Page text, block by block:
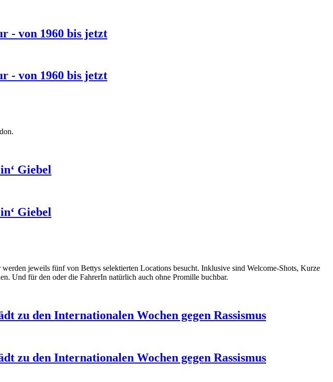
- von 1960 bis jetzt
- von 1960 bis jetzt
Giebel
Giebel
jeweils fünf von Bettys selektierten Locations besucht. Inklusive sind Welcome-Shots, Kurze
Und für den oder die FahrerIn natürlich auch ohne Promille buchbar.
zu den Internationalen Wochen gegen Rassismus
zu den Internationalen Wochen gegen Rassismus